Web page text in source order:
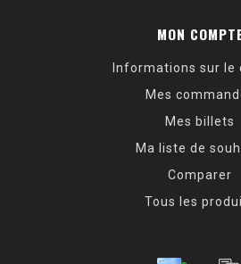
MON
Informations sur le
Mes
Mes billets
Ma liste de
Comparer
Tous les